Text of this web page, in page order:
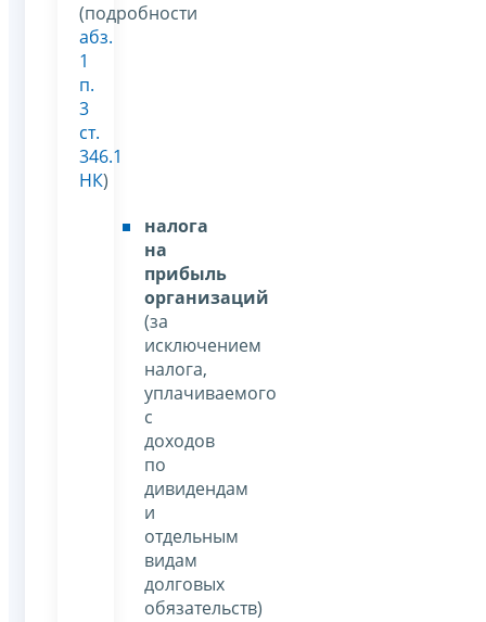
(подробности
абз.
1
п.
3
ст.
346.1
НК)
налога
на
прибыль
организаций
(за
исключением
налога,
уплачиваемого
с
доходов
по
дивидендам
и
отдельным
видам
долговых
обязательств)